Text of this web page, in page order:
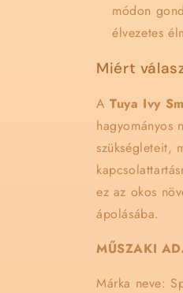
módon
élvezetes
Miért
ATuya Ivy
hagyományos
szükségleteit,
ez az okos
ápolásába.
MŰSZAKI
Márka neve: